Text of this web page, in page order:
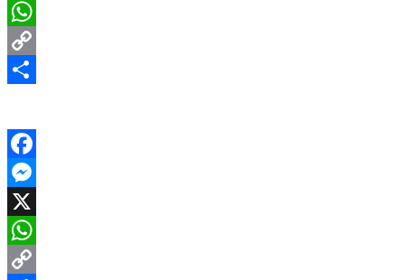
X
WhatsApp
Copy
Facebook
Messenger
X
WhatsApp